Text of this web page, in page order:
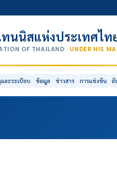
นนิสแห่งประเทศไ
OF THAILAND · UNDER HIS
ละระเบียบ ข้อมูล ข่าวสาร การแข่งขัน อั